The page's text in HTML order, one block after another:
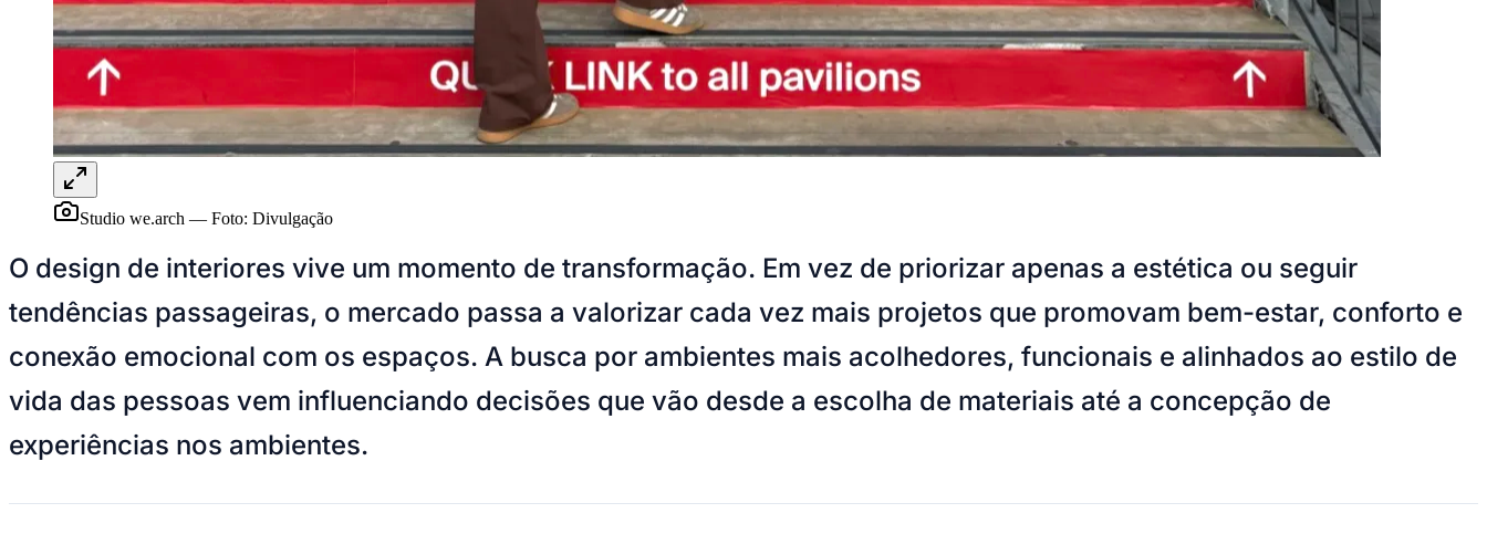
Panorama Econômico
Panorama Econômico
Para Sua Empresa
Anuncie no Portal
Verificar EmpresaNovo
Anunciar Vagas
Publicidade Legal
NBA
Fórmula 1
Tênis (ATP)
NHL
Atletismo
Vôlei
NBB
Competições de Futebol
Brasileirão Série B
Studio we.arch — Foto: Divulgação
O design de interiores vive um momento de transformação. Em vez de priorizar apenas a estética ou seguir
tendências passageiras, o mercado passa a valorizar cada vez mais projetos que promovam bem-estar, conforto e
conexão emocional com os espaços. A busca por ambientes mais acolhedores, funcionais e alinhados ao estilo de
vida das pessoas vem influenciando decisões que vão desde a escolha de materiais até a concepção de
experiências nos ambientes.